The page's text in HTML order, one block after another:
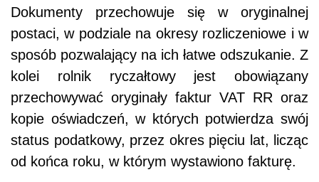
Dokumenty przechowuje się w oryginalnej
postaci, w podziale na okresy rozliczeniowe i w
sposób pozwalający na ich łatwe odszukanie. Z
kolei rolnik ryczałtowy jest obowiązany
przechowywać oryginały faktur VAT RR oraz
kopie oświadczeń, w których potwierdza swój
status podatkowy, przez okres pięciu lat, licząc
od końca roku, w którym wystawiono fakturę.